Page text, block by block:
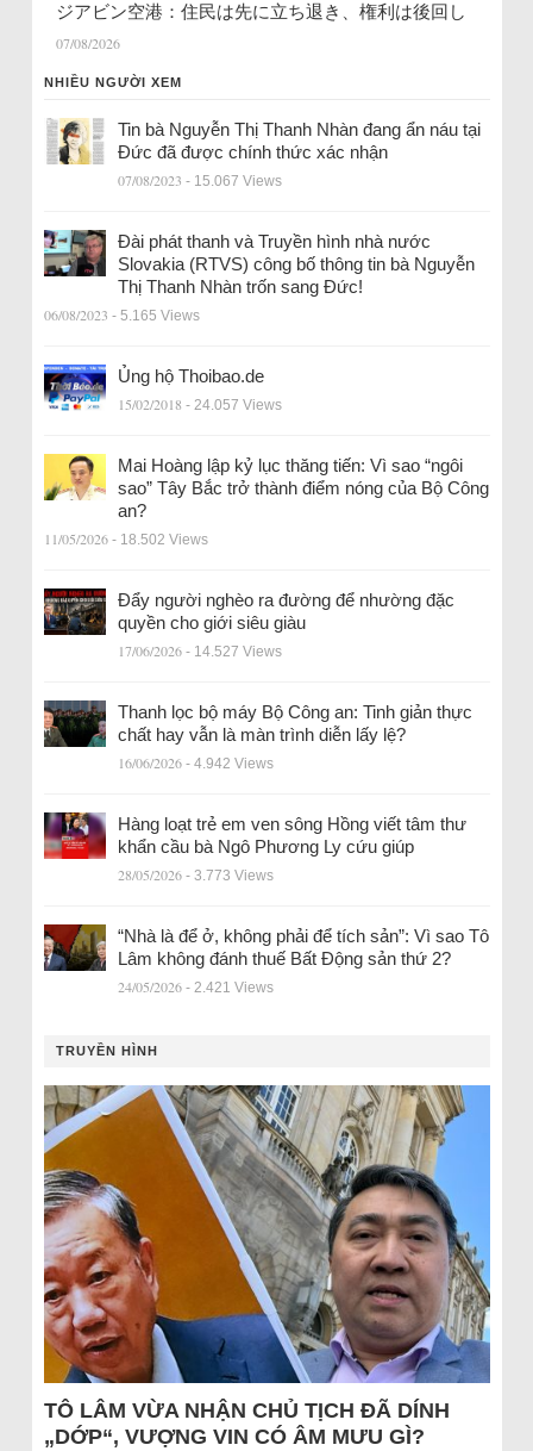
ジアビン空港：住民は先に立ち退き、権利は後回し
07/08/2026
NHIỀU NGƯỜI XEM
Tin bà Nguyễn Thị Thanh Nhàn đang ẩn náu tại
Đức đã được chính thức xác nhận
07/08/2023 - 15.067 Views
Đài phát thanh và Truyền hình nhà nước
Slovakia (RTVS) công bố thông tin bà Nguyễn
Thị Thanh Nhàn trốn sang Đức!
06/08/2023 - 5.165 Views
Ủng hộ Thoibao.de
15/02/2018 - 24.057 Views
Mai Hoàng lập kỷ lục thăng tiến: Vì sao “ngôi
sao” Tây Bắc trở thành điểm nóng của Bộ Công
an?
11/05/2026 - 18.502 Views
Đẩy người nghèo ra đường để nhường đặc
quyền cho giới siêu giàu
17/06/2026 - 14.527 Views
Thanh lọc bộ máy Bộ Công an: Tinh giản thực
chất hay vẫn là màn trình diễn lấy lệ?
16/06/2026 - 4.942 Views
Hàng loạt trẻ em ven sông Hồng viết tâm thư
khẩn cầu bà Ngô Phương Ly cứu giúp
28/05/2026 - 3.773 Views
“Nhà là để ở, không phải để tích sản”: Vì sao Tô
Lâm không đánh thuế Bất Động sản thứ 2?
24/05/2026 - 2.421 Views
TRUYỀN HÌNH
TÔ LÂM VỪA NHẬN CHỦ TỊCH ĐÃ DÍNH
„DỚP“, VƯỢNG VIN CÓ ÂM MƯU GÌ?